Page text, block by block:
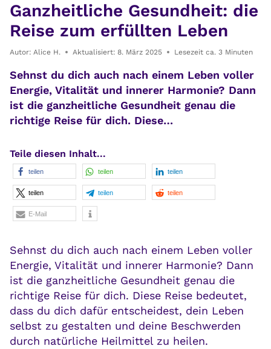
Ganzheitliche Gesundheit: die
Reise zum erfüllten Leben
Autor: Alice H. Aktualisiert: 8. März 2025 Lesezeit ca. 3 Minuten
Sehnst du dich auch nach einem Leben voller
Energie, Vitalität und innerer Harmonie? Dann
ist die ganzheitliche Gesundheit genau die
richtige Reise für dich. Diese…
Teile diesen Inhalt...
teilen teilen teilen
teilen teilen teilen
E-Mail
Sehnst du dich auch nach einem Leben voller
Energie, Vitalität und innerer Harmonie? Dann
ist die ganzheitliche Gesundheit genau die
richtige Reise für dich. Diese Reise bedeutet,
dass du dich dafür entscheidest, dein Leben
selbst zu gestalten und deine Beschwerden
durch natürliche Heilmittel zu heilen.